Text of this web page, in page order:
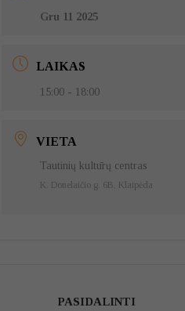
Gru 11 2025
LAIKAS
15:00 - 18:00
VIETA
Tautinių kultūrų centras
K. Donelaičio g. 6B, Klaipėda
PASIDALINTI